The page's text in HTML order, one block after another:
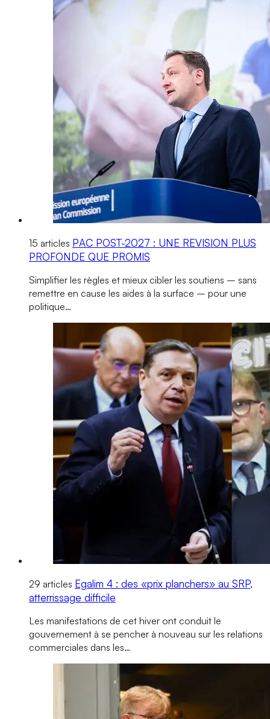
15 articles PAC POST-2027 : UNE REVISION PLUS
PROFONDE QUE PROMIS
Simplifier les règles et mieux cibler les soutiens – sans
remettre en cause les aides à la surface – pour une
politique…
29 articles Egalim 4 : des «prix planchers» au SRP,
atterrissage difficile
Les manifestations de cet hiver ont conduit le
gouvernement à se pencher à nouveau sur les relations
commerciales dans les…